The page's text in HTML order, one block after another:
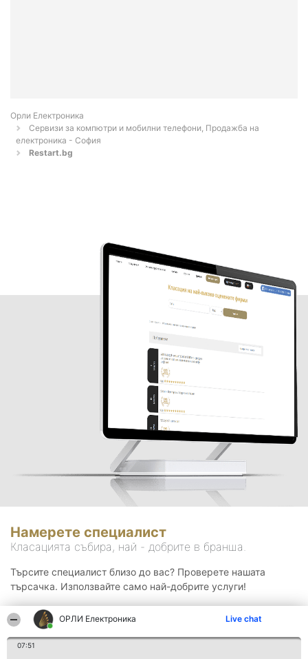
ОРЛИ Електроника Live chat
07:51
Орли Електроника
Сервизи за компютри и мобилни телефони, Продажба на
електроника - София
Restart.bg
Намерете специалист
Класацията събира, най - добрите в бранша.
Търсите специалист близо до вас? Проверете нашата
търсачка. Използвайте само най-добрите услуги!